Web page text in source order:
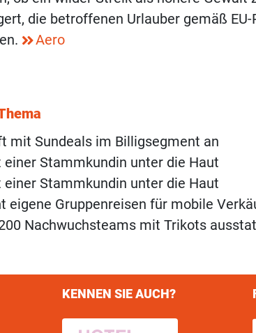
die betroffenen Urlauber gemäß
Aero
mit Sundeals im Billigsegment an
einer Stammkundin unter die Haut
einer Stammkundin unter die Haut
eigene Gruppenreisen für mobile
Nachwuchsteams mit Trikots
KENNEN SIE AUCH?